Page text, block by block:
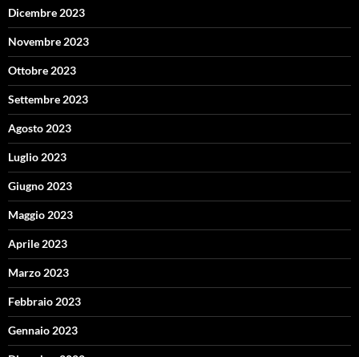
Dicembre 2023
Novembre 2023
Ottobre 2023
Settembre 2023
Agosto 2023
Luglio 2023
Giugno 2023
Maggio 2023
Aprile 2023
Marzo 2023
Febbraio 2023
Gennaio 2023